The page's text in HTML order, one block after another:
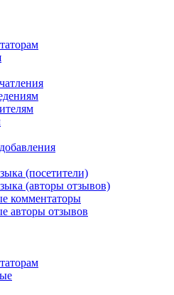
(посетители)
(авторы отзывов)
комментаторы
авторы отзывов